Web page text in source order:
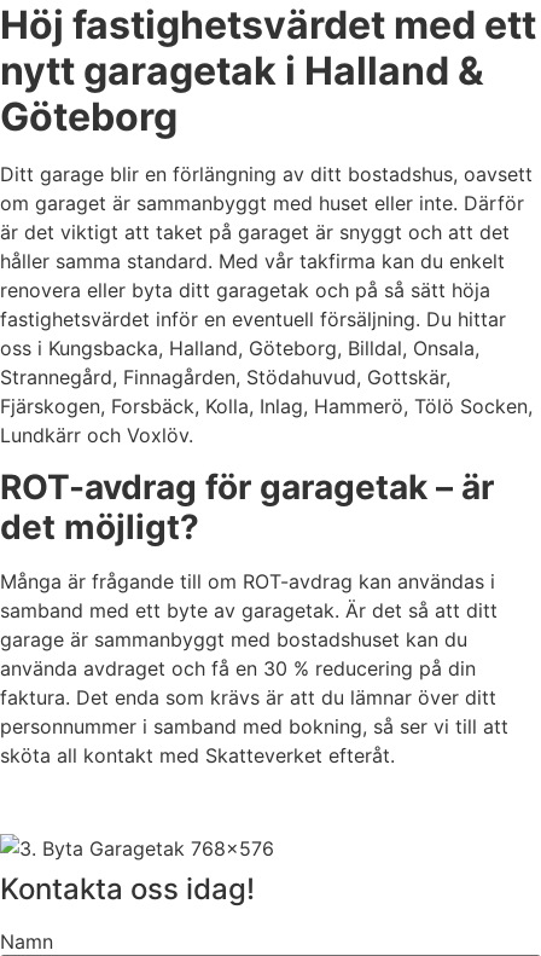
Höj fastighetsvärdet med ett
nytt garagetak i Halland &
Göteborg
Ditt garage blir en förlängning av ditt bostadshus, oavsett
om garaget är sammanbyggt med huset eller inte. Därför
är det viktigt att taket på garaget är snyggt och att det
håller samma standard. Med vår takfirma kan du enkelt
renovera eller byta ditt garagetak och på så sätt höja
fastighetsvärdet inför en eventuell försäljning. Du hittar
oss i Kungsbacka, Halland, Göteborg, Billdal, Onsala,
Strannegård, Finnagården, Stödahuvud, Gottskär,
Fjärskogen, Forsbäck, Kolla, Inlag, Hammerö, Tölö Socken,
Lundkärr och Voxlöv.
ROT-avdrag för garagetak – är
det möjligt?
Många är frågande till om ROT-avdrag kan användas i
samband med ett byte av garagetak. Är det så att ditt
garage är sammanbyggt med bostadshuset kan du
använda avdraget och få en 30 % reducering på din
faktura. Det enda som krävs är att du lämnar över ditt
personnummer i samband med bokning, så ser vi till att
sköta all kontakt med Skatteverket efteråt.
Kontakta oss idag!
Namn